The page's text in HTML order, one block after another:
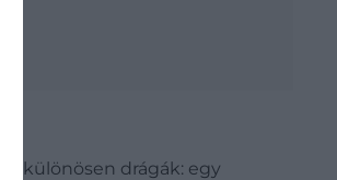
különösen drágák: egy